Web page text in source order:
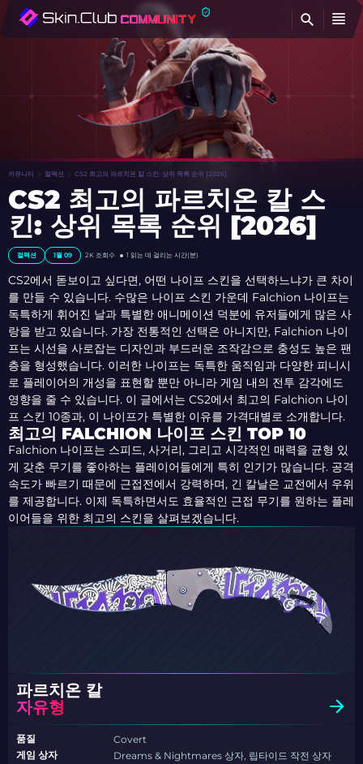
커뮤니티 컬렉션 CS2 최고의 파르치온 칼 스킨: 상위 목록 순위 [2026]
CS2 최고의 파르치온 칼 스
킨: 상위 목록 순위 [2026]
컬렉션 1월 09 2K 조회수 1 읽는 데 걸리는 시간(분)
CS2에서 돋보이고 싶다면, 어떤 나이프 스킨을 선택하느냐가 큰 차이
를 만들 수 있습니다. 수많은 나이프 스킨 가운데 Falchion 나이프는
독특하게 휘어진 날과 특별한 애니메이션 덕분에 유저들에게 많은 사
랑을 받고 있습니다. 가장 전통적인 선택은 아니지만, Falchion 나이
프는 시선을 사로잡는 디자인과 부드러운 조작감으로 충성도 높은 팬
층을 형성했습니다. 이러한 나이프는 독특한 움직임과 다양한 피니시
로 플레이어의 개성을 표현할 뿐만 아니라 게임 내의 전투 감각에도
영향을 줄 수 있습니다. 이 글에서는 CS2에서 최고의 Falchion 나이
프 스킨 10종과, 이 나이프가 특별한 이유를 가격대별로 소개합니다.
최고의 FALCHION 나이프 스킨 TOP 10
Falchion 나이프는 스피드, 사거리, 그리고 시각적인 매력을 균형 있
게 갖춘 무기를 좋아하는 플레이어들에게 특히 인기가 많습니다. 공격
속도가 빠르기 때문에 근접전에서 강력하며, 긴 칼날은 교전에서 우위
를 제공합니다. 이제 독특하면서도 효율적인 근접 무기를 원하는 플레
이어들을 위한 최고의 스킨을 살펴보겠습니다.
파르치온 칼
자유형
품질
Covert
게임 상자
Dreams & Nightmares 상자, 립타이드 작전 상자